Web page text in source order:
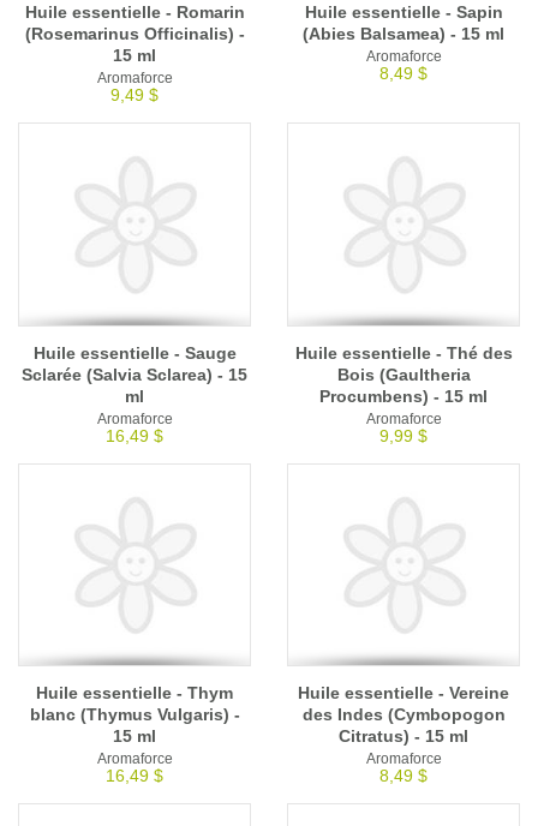
Huile essentielle - Romarin
(Rosemarinus Officinalis) -
15 ml
Aromaforce
9,49 $
Huile essentielle - Sapin
(Abies Balsamea) - 15 ml
Aromaforce
8,49 $
Huile essentielle - Sauge
Sclarée (Salvia Sclarea) - 15
ml
Aromaforce
16,49 $
Huile essentielle - Thé des
Bois (Gaultheria
Procumbens) - 15 ml
Aromaforce
9,99 $
Huile essentielle - Thym
blanc (Thymus Vulgaris) -
15 ml
Aromaforce
16,49 $
Huile essentielle - Vereine
des Indes (Cymbopogon
Citratus) - 15 ml
Aromaforce
8,49 $